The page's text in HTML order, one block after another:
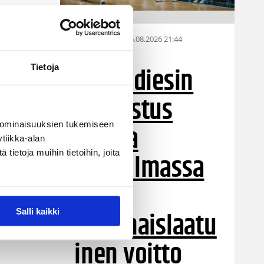
Tietoja
tukemiseen
alan
tietoja muihin tietoihin, joita
Salli kaikki
Maaottelu 06.08.2026 21:44
Susiladiesin
puolustus
rautaa
Tukholmassa
–
harvinaislaatu